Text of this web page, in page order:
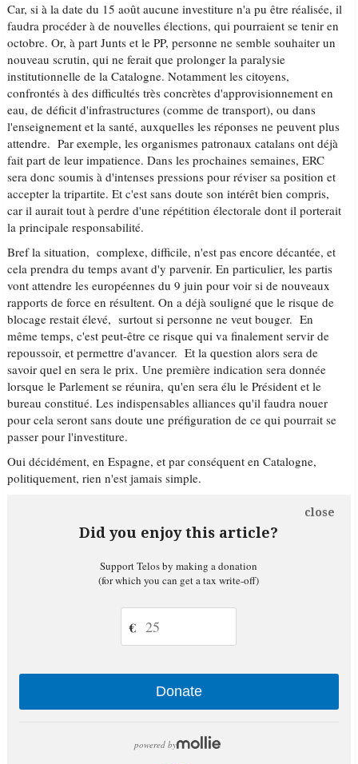
Car, si à la date du 15 août aucune investiture n'a pu être réalisée, il
faudra procéder à de nouvelles élections, qui pourraient se tenir en
octobre. Or, à part Junts et le PP, personne ne semble souhaiter un
nouveau scrutin, qui ne ferait que prolonger la paralysie
institutionnelle de la Catalogne. Notamment les citoyens,
confrontés à des difficultés très concrètes d'approvisionnement en
eau, de déficit d'infrastructures (comme de transport), ou dans
l'enseignement et la santé, auxquelles les réponses ne peuvent plus
attendre. Par exemple, les organismes patronaux catalans ont déjà
fait part de leur impatience. Dans les prochaines semaines, ERC
sera donc soumis à d'intenses pressions pour réviser sa position et
accepter la tripartite. Et c'est sans doute son intérêt bien compris,
car il aurait tout à perdre d'une répétition électorale dont il porterait
la principale responsabilité.
Bref la situation, complexe, difficile, n'est pas encore décantée, et
cela prendra du temps avant d'y parvenir. En particulier, les partis
vont attendre les européennes du 9 juin pour voir si de nouveaux
rapports de force en résultent. On a déjà souligné que le risque de
blocage restait élevé, surtout si personne ne veut bouger. En
même temps, c'est peut-être ce risque qui va finalement servir de
repoussoir, et permettre d'avancer. Et la question alors sera de
savoir quel en sera le prix. Une première indication sera donnée
lorsque le Parlement se réunira, qu'en sera élu le Président et le
bureau constitué. Les indispensables alliances qu'il faudra nouer
pour cela seront sans doute une préfiguration de ce qui pourrait se
passer pour l'investiture.
Oui décidément, en Espagne, et par conséquent en Catalogne,
politiquement, rien n'est jamais simple.
Did you enjoy this article?
close
Support Telos by making a donation
(for which you can get a tax write-off)
€
Donate
powered by